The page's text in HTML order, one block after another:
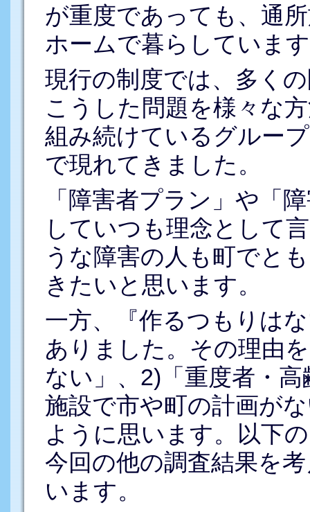
が重度であっても、通
ホームで暮らしていま
現行の制度では、多く
こうした問題を様々な
組み続けているグルー
で現れてきました。
「障害者プラン」や「
していつも理念として
うな障害の人も町でと
きたいと思います。
一方、『作るつもりは
ありました。その理由
ない」、2)「重度者・
施設で市や町の計画が
ように思います。以下
今回の他の調査結果を
います。